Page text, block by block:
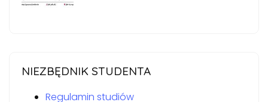
NIEZBĘDNIK STUDENTA
Regulamin studiów